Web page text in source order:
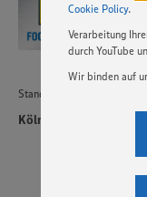
Cookie Policy.
Verarbeitung
durch YouTube
Wir binden auf
Einstellungen
ein, dass Ihre
Dienste
dort verarbeitet
Standort
Köln